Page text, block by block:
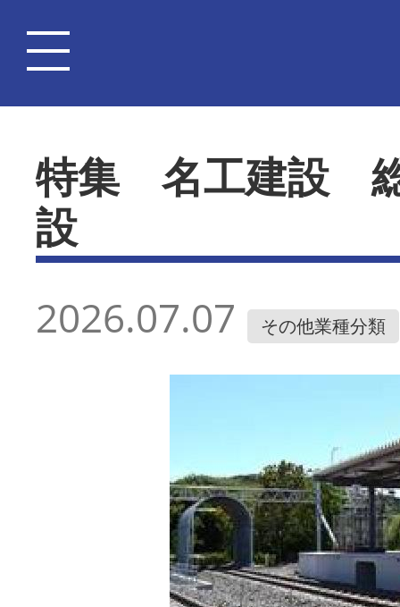
特集 名工建設 総
設
2026.07.07 その他業種分類